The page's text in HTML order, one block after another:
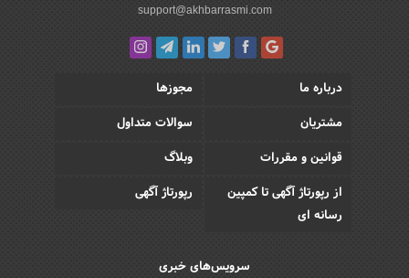
support@akhbarrasmi.com
درباره ما
مجوزها
مشتریان
سوالات متداول
قوانین و مقررات
وبلاگ
از رپورتاژ آگهی تا کمپین
رسانه ای
رپورتاژ آگهی
سرویس‌های خبری